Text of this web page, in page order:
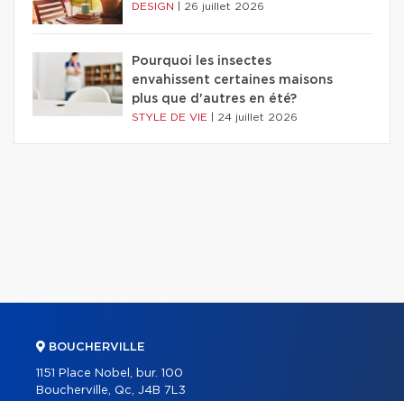
DESIGN 26 juillet 2026
Pourquoi les insectes
envahissent certaines maisons
plus que d'autres en été?
STYLE DE VIE 24 juillet 2026
BOUCHERVILLE
1151 Place Nobel, bur. 100
Boucherville, Qc, J4B 7L3